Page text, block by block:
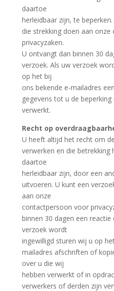
daartoe
herleidbaar zijn, te
die strekking doen aan
privacyzaken.
U ontvangt dan binnen 30
verzoek. Als uw verzoek
op het bij
ons bekende e-mailadres
gegevens tot u de
verwerkt.
Recht op
U heeft altijd het recht om
verwerken en die
daartoe
herleidbaar zijn, door een
uitvoeren. U kunt een
aan onze
contactpersoon voor
binnen 30 dagen een
verzoek wordt
ingewilligd sturen wij u op
mailadres afschriften of
over u die wij
hebben verwerkt of in
verwerkers of derden zijn